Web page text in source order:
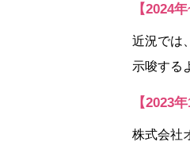
【2024
近況では
示唆する
【2023
株式会社